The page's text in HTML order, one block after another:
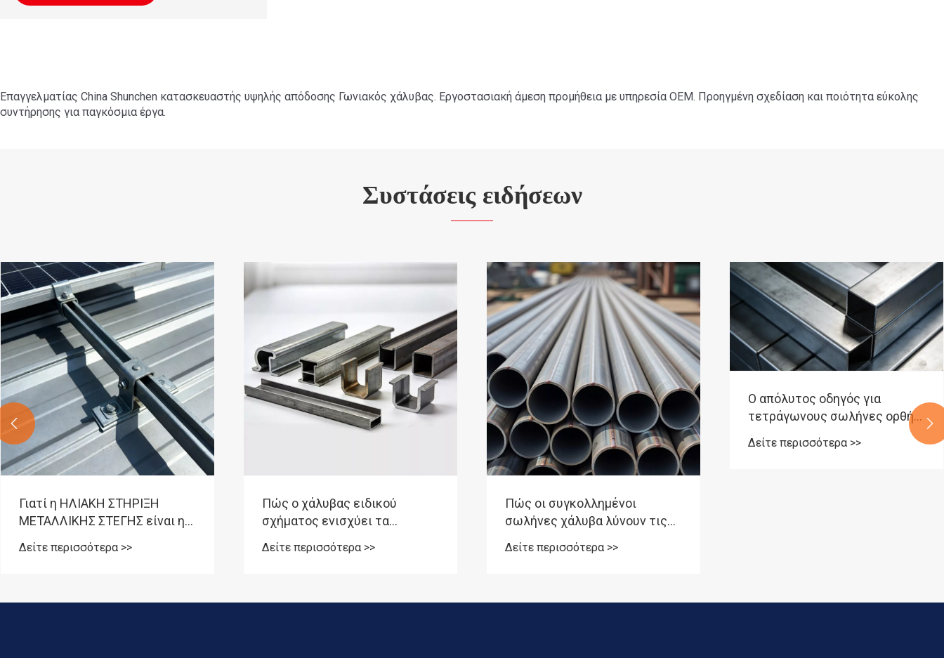
Επαγγελματίας China Shunchen κατασκευαστής υψηλής απόδοσης Γωνιακός χάλυβας. Εργοστασιακή άμεση προμήθεια με υπηρεσία OEM. Προηγμένη σχεδίαση και ποιότητα εύκολης
συντήρησης για παγκόσμια έργα.
Συστάσεις ειδήσεων
Γιατί η ΗΛΙΑΚΗ ΣΤΗΡΙΞΗ
ΜΕΤΑΛΛΙΚΗΣ ΣΤΕΓΗΣ είναι η
μακροπρόθεσμα έργα ηλιακής
Δείτε περισσότερα >>
Πώς ο χάλυβας ειδικού
σχήματος ενισχύει τα
έργα;
Δείτε περισσότερα >>
Πώς οι συγκολλημένοι
σωλήνες χάλυβα λύνουν τις
προκλήσεις;
Δείτε περισσότερα >>
Ο απόλυτος οδηγός για
τετράγωνους σωλήνες ορθής
γωνίας: Ακρίβεια, απόδοση και
επιλογή
Δείτε περισσότερα >>
 